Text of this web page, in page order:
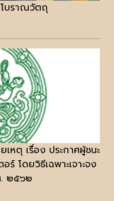
บราณวัตถุ
หตุ เรื่อง ประกาศผู้ชนะ
โดยวิธีเฉพาะเจาะจง
๒๕๖๒